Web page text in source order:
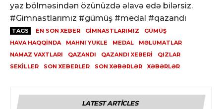
yaz bölməsindən özünüzdə əlavə edə bilərsiz.
#Gimnastlarımız #gümüş #medal #qazandı
TAGS EN SON XEBER GIMNASTLARIMIZ
GÜMÜŞ
HAVA HAQQINDA
MAHNI YUKLE MEDAL
MƏLUMATLAR
NAMAZ VAXTLARI
QAZANDI QAZANDI XEBERI
QIZLAR
SEKILLER
SON XEBERLER SON XƏBƏRLƏR XƏBƏRLƏR
LATEST ARTICLES